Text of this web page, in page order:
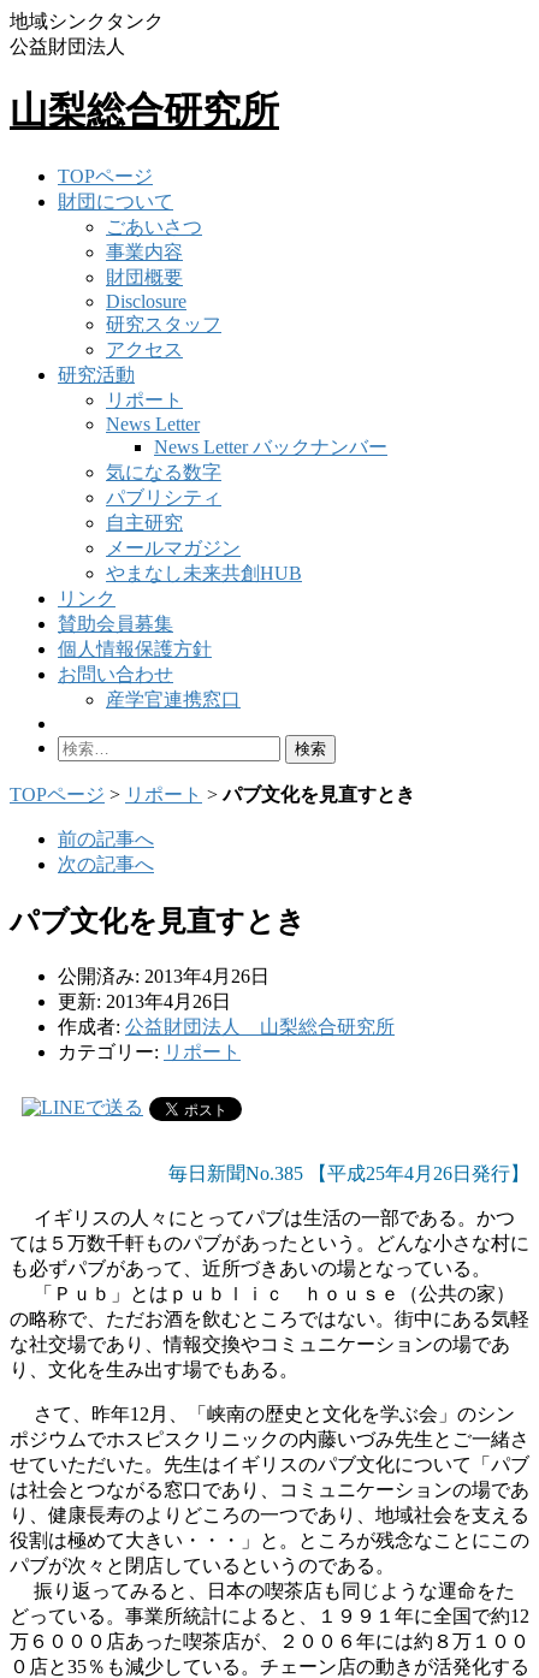
地域シンクタンク
公益財団法人
山梨総合研究所
TOPページ
財団について
ごあいさつ
事業内容
財団概要
Disclosure
研究スタッフ
アクセス
研究活動
リポート
News Letter
News Letter バックナンバー
気になる数字
パブリシティ
自主研究
メールマガジン
やまなし未来共創HUB
リンク
賛助会員募集
個人情報保護方針
お問い合わせ
産学官連携窓口
検
TOPページ > リポート >パブ文化を見直すとき
前の記事へ
次の記事へ
パブ文化を見直すとき
公開済み: 2013年4月26日
更新: 2013年4月26日
作成者: 公益財団法人 山梨総合研究所
カテゴリー: リポート
毎日新聞No.385 【平成25年4月26日発行】
イギリスの人々にとってパブは生活の一部である。かつ
ては５万数千軒ものパブがあったという。どんな小さな村に
も必ずパブがあって、近所づきあいの場となっている。
「Ｐｕｂ」とはｐｕｂｌｉｃ ｈｏｕｓｅ（公共の家）
の略称で、ただお酒を飲むところではない。街中にある気軽
な社交場であり、情報交換やコミュニケーションの場であ
り、文化を生み出す場でもある。
さて、昨年12月、「峡南の歴史と文化を学ぶ会」のシン
ポジウムでホスピスクリニックの内藤いづみ先生とご一緒さ
せていただいた。先生はイギリスのパブ文化について「パブ
は社会とつながる窓口であり、コミュニケーションの場であ
り、健康長寿のよりどころの一つであり、地域社会を支える
役割は極めて大きい・・・」と。ところが残念なことにこの
パブが次々と閉店しているというのである。
振り返ってみると、日本の喫茶店も同じような運命をた
どっている。事業所統計によると、１９９１年に全国で約12
万６０００店あった喫茶店が、２００６年には約８万１００
０店と35％も減少している。チェーン店の動きが活発化する